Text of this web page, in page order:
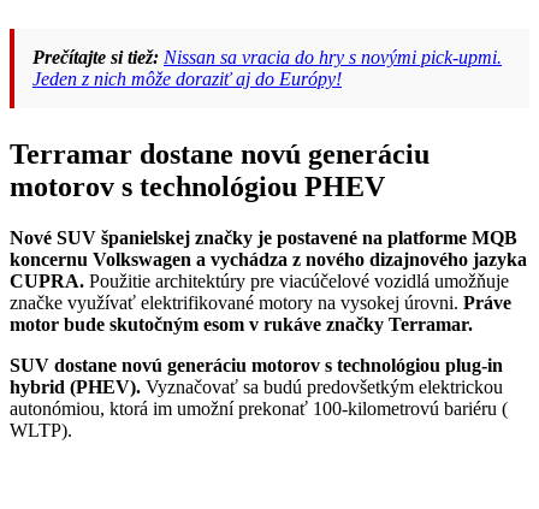
Prečítajte si tiež: Nissan sa vracia do hry s novými pick-upmi.
Jeden z nich môže doraziť aj do Európy!
Terramar dostane novú generáciu
motorov s technológiou PHEV
Nové SUV španielskej značky je postavené na platforme MQB
koncernu Volkswagen a vychádza z nového dizajnového jazyka
CUPRA. Použitie architektúry pre viacúčelové vozidlá umožňuje
značke využívať elektrifikované motory na vysokej úrovni. Práve
motor bude skutočným esom v rukáve značky Terramar.
SUV dostane novú generáciu motorov s technológiou plug-in
hybrid (PHEV). Vyznačovať sa budú predovšetkým elektrickou
autonómiou, ktorá im umožní prekonať 100-kilometrovú bariéru (
WLTP).